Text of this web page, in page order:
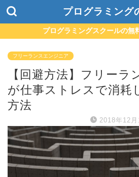
プログラミング
プログラミングスクールの無
フリーランスエンジニア
【回避方法】フリーラ
が仕事ストレスで消耗
方法
2018年12月